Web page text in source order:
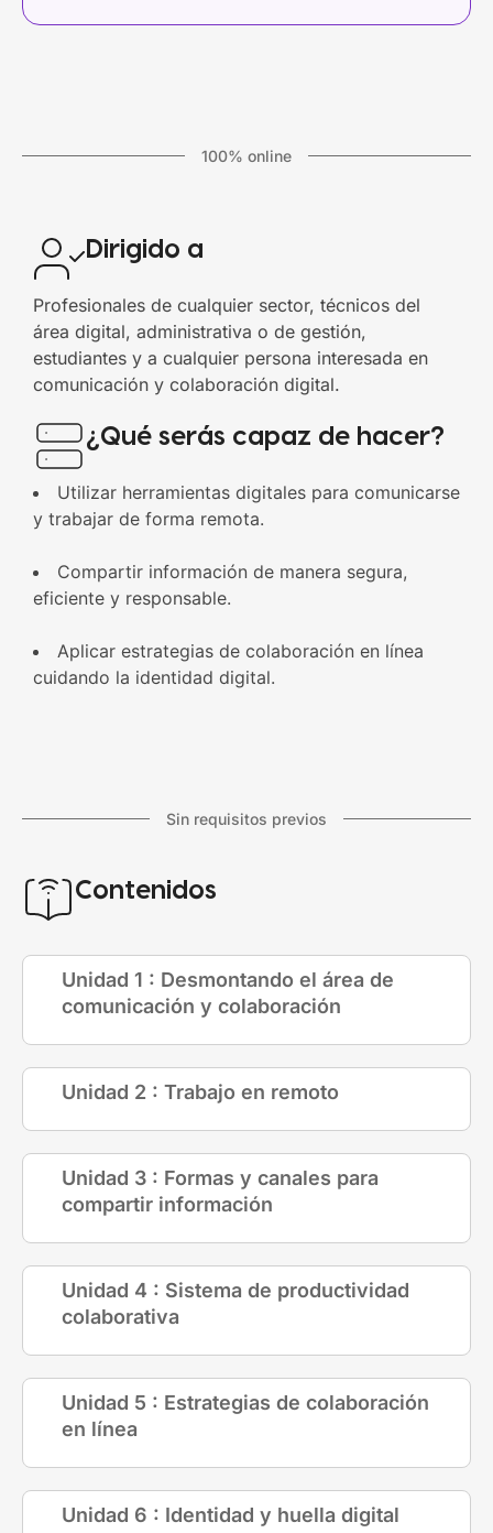
100% online
Dirigido a
Profesionales de cualquier sector, técnicos del
área digital, administrativa o de gestión,
estudiantes y a cualquier persona interesada en
comunicación y colaboración digital.
¿Qué serás capaz de hacer?
Utilizar herramientas digitales para comunicarse
y trabajar de forma remota.
Compartir información de manera segura,
eficiente y responsable.
Aplicar estrategias de colaboración en línea
cuidando la identidad digital.
Sin requisitos previos
Contenidos
Unidad 1 : Desmontando el área de
comunicación y colaboración
Unidad 2 : Trabajo en remoto
Unidad 3 : Formas y canales para
compartir información
Unidad 4 : Sistema de productividad
colaborativa
Unidad 5 : Estrategias de colaboración
en línea
Unidad 6 : Identidad y huella digital